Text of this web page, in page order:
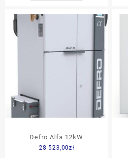
Defro Alfa 12kW
28 523,00zł